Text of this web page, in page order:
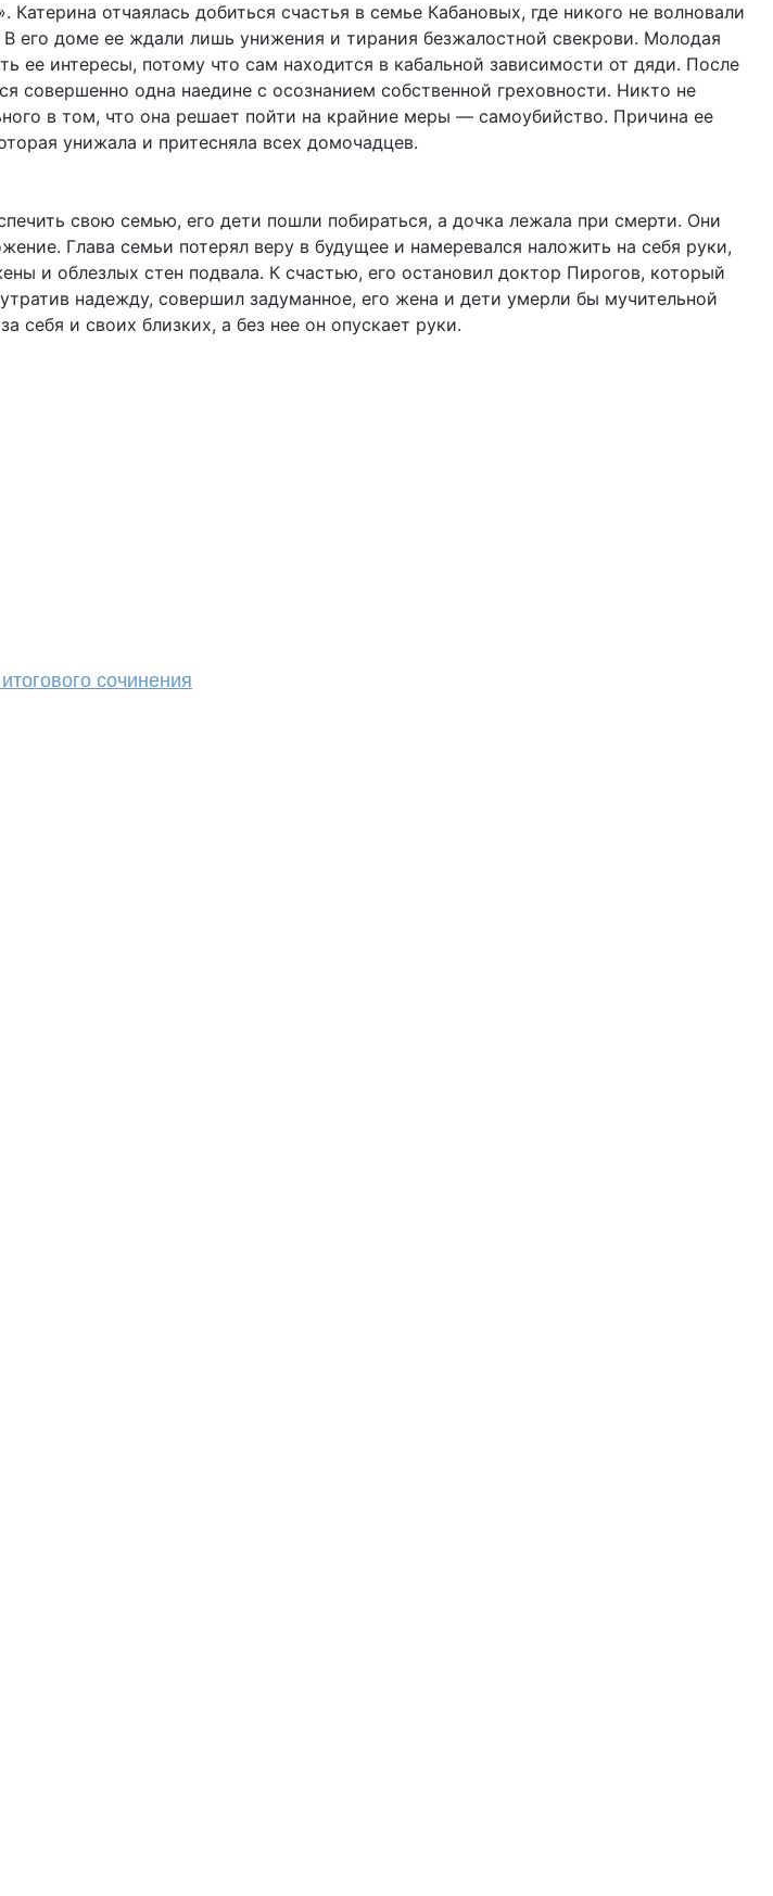
отчаялась добиться счастья в семье Кабановых, где никого не волновали
его доме ее ждали лишь унижения и тирания безжалостной свекрови. Молодая
интересы, потому что сам находится в кабальной зависимости от дяди. После
совершенно одна наедине с осознанием собственной греховности. Никто не
в том, что она решает пойти на крайние меры — самоубийство. Причина ее
унижала и притесняла всех домочадцев.
свою семью, его дети пошли побираться, а дочка лежала при смерти. Они
Глава семьи потерял веру в будущее и намеревался наложить на себя руки,
и облезлых стен подвала. К счастью, его остановил доктор Пирогов, который
надежду, совершил задуманное, его жена и дети умерли бы мучительной
себя и своих близких, а без нее он опускает руки.
сочинения